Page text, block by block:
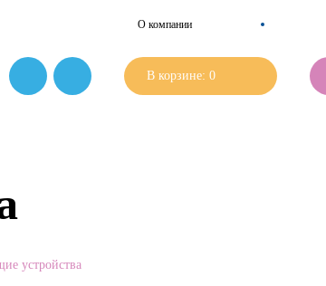
О компании
В корзине: 0
устройства